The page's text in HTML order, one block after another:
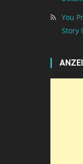
You
Story